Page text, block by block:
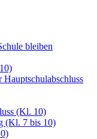
bleiben
(Kl. 10)
(Kl. 7 bis 10)